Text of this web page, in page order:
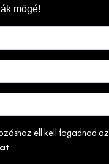
mögé!
ell kell fogadnod az
.